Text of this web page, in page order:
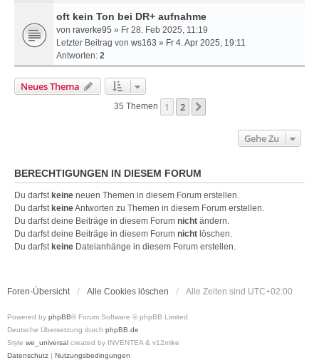
oft kein Ton bei DR+ aufnahme
von raverke95 » Fr 28. Feb 2025, 11:19
Letzter Beitrag von ws163 » Fr 4. Apr 2025, 19:11
Antworten: 2
Neues Thema
35 Themen 1 2
Gehe Zu
BERECHTIGUNGEN IN DIESEM FORUM
Du darfst keine neuen Themen in diesem Forum erstellen.
Du darfst keineAntworten zu Themen in diesem Forum erstellen.
Du darfst deine Beiträge in diesem Forum nicht ändern.
Du darfst deine Beiträge in diesem Forum nicht löschen.
Du darfst keine Dateianhänge in diesem Forum erstellen.
Foren-Übersicht Alle Cookies löschen Alle Zeiten sind UTC+02:00
Powered by phpBB® Forum Software © phpBB Limited
Deutsche Übersetzung durch phpBB.de
Style we_universal created by INVENTEA & v12mike
Datenschutz | Nutzungsbedingungen